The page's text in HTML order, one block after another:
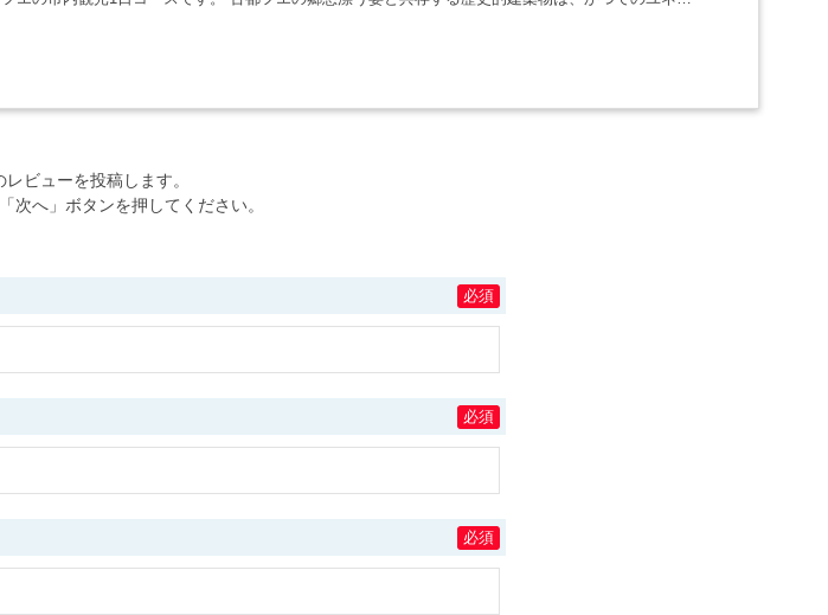
と大絶賛し名実ともにベトナムを代表する世界・・・・・
ビューを投稿します。
次へ」ボタンを押してください。
必須
必須
必須